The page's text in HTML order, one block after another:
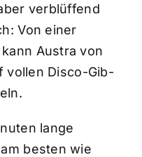
verblüffend
Von einer
Austra von
Disco-Gib-
lange
besten wie